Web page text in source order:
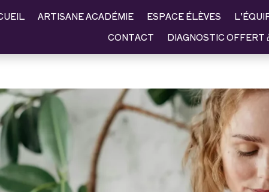
ARTISANE ACADÉMIE ESPACE ÉLÈVES
CONTACT
DIAGNOSTIC OFFERT